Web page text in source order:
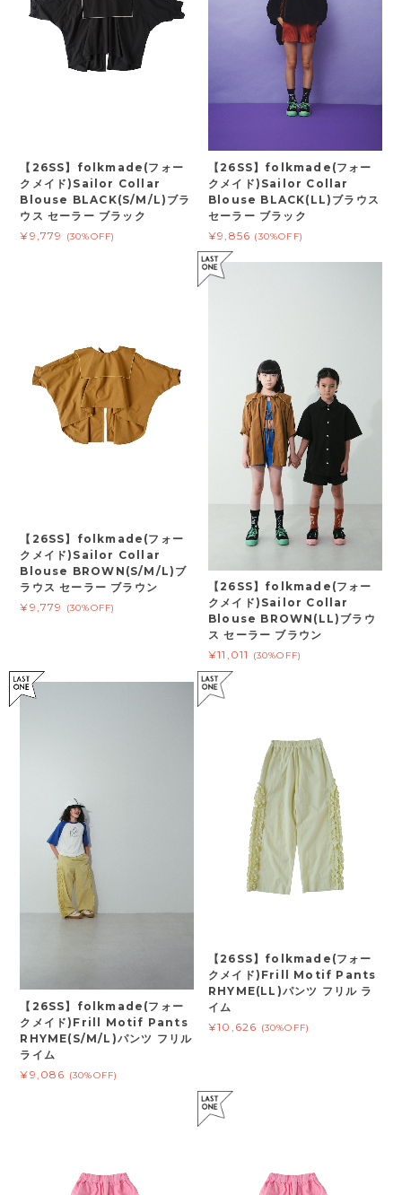
【26SS】folkmade(フォー
クメイド)Sailor Collar
Blouse BLACK(S/M/L)ブラ
ウス セーラー ブラック
¥9,779
(30%OFF)
【26SS】folkmade(フォー
クメイド)Sailor Collar
Blouse BLACK(LL)ブラウス
セーラー ブラック
¥9,856 (30%OFF)
【26SS】folkmade(フォー
クメイド)Sailor Collar
Blouse BROWN(S/M/L)ブ
ラウス セーラー ブラウン
¥9,779
(30%OFF)
【26SS】folkmade(フォー
クメイド)Sailor Collar
Blouse BROWN(LL)ブラウ
ス セーラー ブラウン
¥11,011
(30%OFF)
【26SS】folkmade(フォー
クメイド)Frill Motif Pants
RHYME(S/M/L)パンツ フリル
ライム
¥9,086 (30%OFF)
【26SS】folkmade(フォー
クメイド)Frill Motif Pants
RHYME(LL)パンツ フリル ラ
イム
¥10,626 (30%OFF)